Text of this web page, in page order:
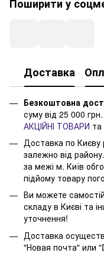
Поширити у
Доставка
Безкоштовна
суму від 25 000
АКЦІЙНІ ТОВАРИ
Доставка по Києву
залежно від
за межі м. Київ
підйому товару
Ви можете
складу в Києві та
уточнення!
Доставка
"Новая почта" или